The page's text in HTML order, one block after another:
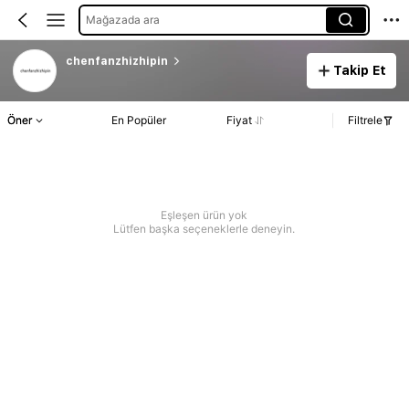
Mağazada ara
chenfanzhizhipin
Takip Et
Öner En Popüler Fiyat Filtrele
Eşleşen ürün yok
Lütfen başka seçeneklerle deneyin.